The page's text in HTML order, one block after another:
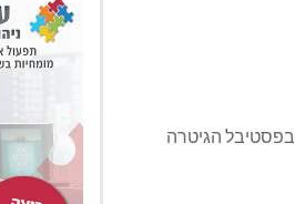
בפסטיבל הגיטרה